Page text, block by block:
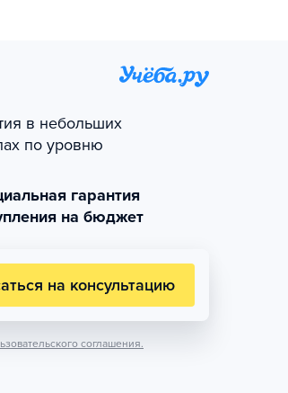
в небольших
по уровню
гарантия
на бюджет
на консультацию
соглашения.